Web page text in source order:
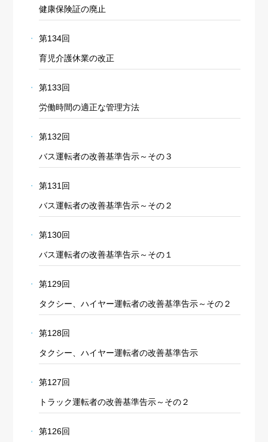
健康保険証の廃止
第134回
育児介護休業の改正
第133回
労働時間の適正な管理方法
第132回
バス運転者の改善基準告示～その３
第131回
バス運転者の改善基準告示～その２
第130回
バス運転者の改善基準告示～その１
第129回
タクシー、ハイヤー運転者の改善基準告示～その２
第128回
タクシー、ハイヤー運転者の改善基準告示
第127回
トラック運転者の改善基準告示～その２
第126回